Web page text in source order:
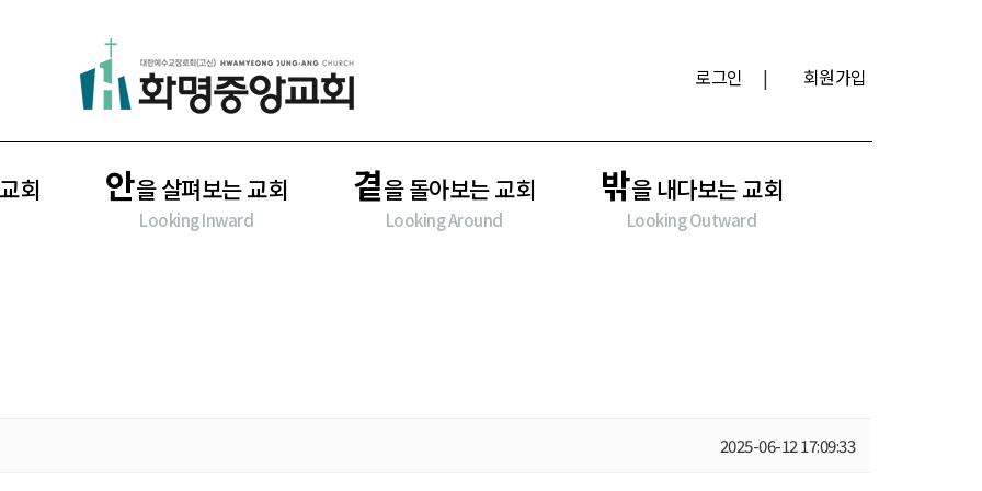
로그인 | 회원가입
회 안을 살펴보는 교회
Looking Inward
곁을 돌아보는 교회
Looking Around
밖을 내다보는 교회
Looking Outward
2025-06-12 17:09:33